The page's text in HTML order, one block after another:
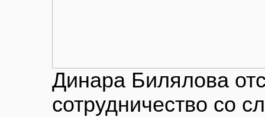
Динара Билялова
сотрудничество со